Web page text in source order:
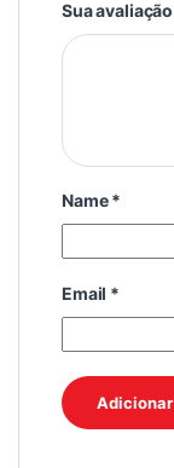
Sua avaliação
Name*
Email *